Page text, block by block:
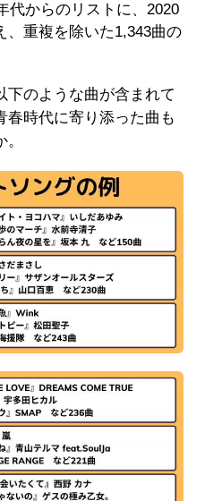
代からのリストに、2020
、重複を除いた1,343曲の
下のような曲が含まれて
春時代に寄り添った曲も